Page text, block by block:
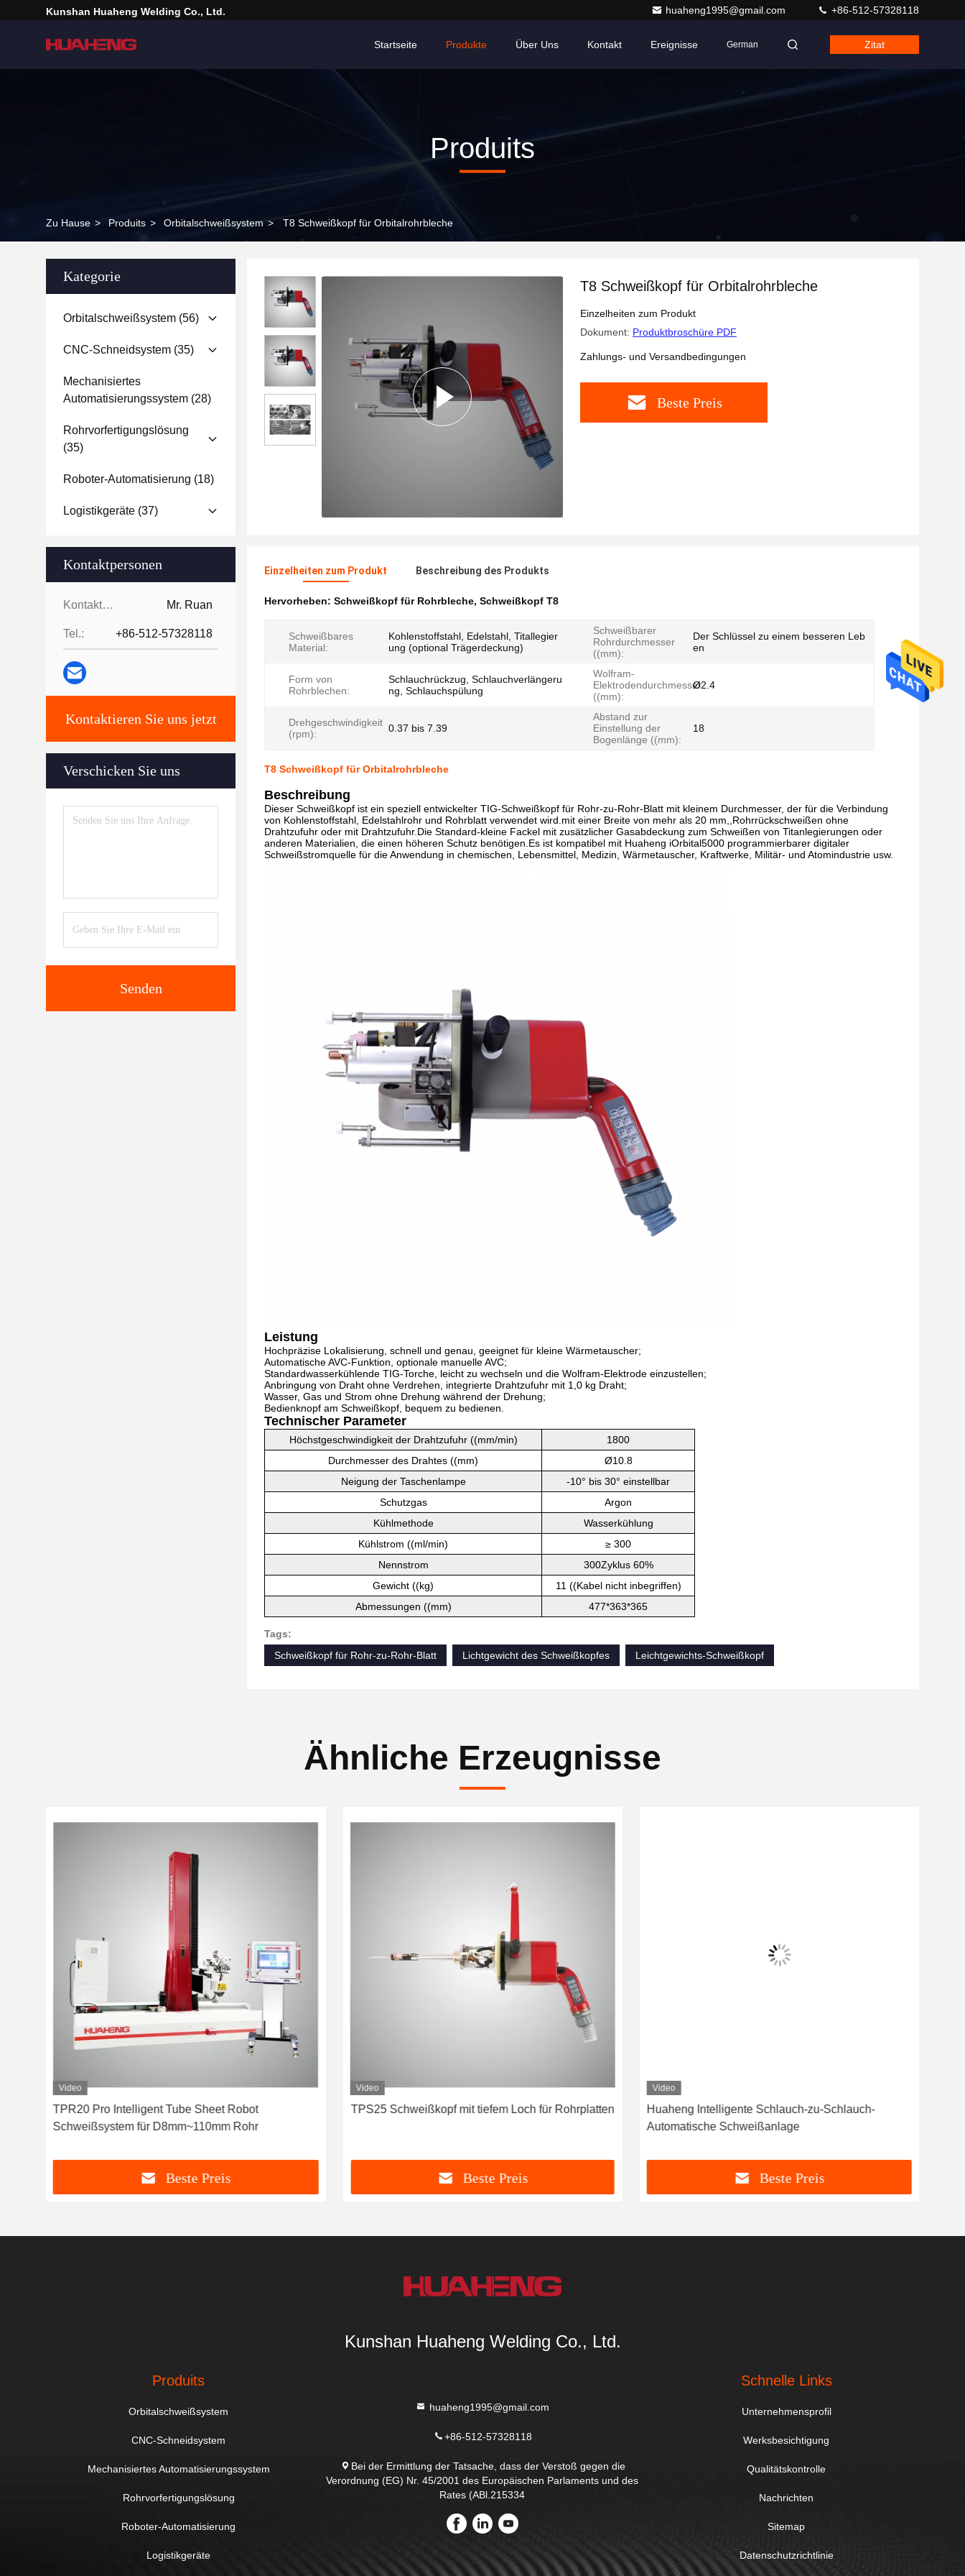
Kunshan Huaheng Welding Co., Ltd. huaheng1995@gmail.com +86-512-57328118
Startseite Produkte Über Uns Kontakt Ereignisse German Zitat
Produits
Zu Hause > Produits > Orbitalschweißsystem > T8 Schweißkopf für Orbitalrohrbleche
Kategorie
Orbitalschweißsystem (56)
CNC-Schneidsystem (35)
Mechanisiertes
Automatisierungssystem (28)
Rohrvorfertigungslösung
(35)
Roboter-Automatisierung (18)
Logistikgeräte (37)
Kontaktpersonen
Kontaktpersonen: Mr. Ruan
Tel.: +86-512-57328118
Kontaktieren Sie uns jetzt
Verschicken Sie uns
Senden
T8 Schweißkopf für Orbitalrohrbleche
Einzelheiten zum Produkt
Dokument: Produktbroschüre PDF
Zahlungs- und Versandbedingungen
Beste Preis
Einzelheiten zum Produkt Beschreibung des Produkts
Hervorheben: Schweißkopf für Rohrbleche, Schweißkopf T8
Schweißbares
Material:
Kohlenstoffstahl, Edelstahl, Titallegier
ung (optional Trägerdeckung)
Schweißbarer
Rohrdurchmesser
((mm):
Der Schlüssel zu einem besseren Leb
en
Form von
Rohrblechen:
Schlauchrückzug, Schlauchverlängeru
ng, Schlauchspülung
Wolfram-
Elektrodendurchmesser
((mm):
Ø2.4
Drehgeschwindigkeit
(rpm):
0.37 bis 7.39
Abstand zur
Einstellung der
Bogenlänge ((mm):
18
T8 Schweißkopf für Orbitalrohrbleche
Beschreibung
Dieser Schweißkopf ist ein speziell entwickelter TIG-Schweißkopf für Rohr-zu-Rohr-Blatt mit kleinem Durchmesser, der für die Verbindung
von Kohlenstoffstahl, Edelstahlrohr und Rohrblatt verwendet wird.mit einer Breite von mehr als 20 mm,,Rohrrückschweißen ohne
Drahtzufuhr oder mit Drahtzufuhr.Die Standard-kleine Fackel mit zusätzlicher Gasabdeckung zum Schweißen von Titanlegierungen oder
anderen Materialien, die einen höheren Schutz benötigen.Es ist kompatibel mit Huaheng iOrbital5000 programmierbarer digitaler
Schweißstromquelle für die Anwendung in chemischen, Lebensmittel, Medizin, Wärmetauscher, Kraftwerke, Militär- und Atomindustrie usw.
Leistung
Hochpräzise Lokalisierung, schnell und genau, geeignet für kleine Wärmetauscher;
Automatische AVC-Funktion, optionale manuelle AVC;
Standardwasserkühlende TIG-Torche, leicht zu wechseln und die Wolfram-Elektrode einzustellen;
Anbringung von Draht ohne Verdrehen, integrierte Drahtzufuhr mit 1,0 kg Draht;
Wasser, Gas und Strom ohne Drehung während der Drehung;
Bedienknopf am Schweißkopf, bequem zu bedienen.
Technischer Parameter
Höchstgeschwindigkeit der Drahtzufuhr ((mm/min)
1800
Durchmesser des Drahtes ((mm)
Ø10.8
Neigung der Taschenlampe
-10° bis 30° einstellbar
Schutzgas
Argon
Kühlmethode
Wasserkühlung
Kühlstrom ((ml/min)
≥ 300
Nennstrom
300Zyklus 60%
Gewicht ((kg)
11 ((Kabel nicht inbegriffen)
Abmessungen ((mm)
477*363*365
Tags:
Schweißkopf für Rohr-zu-Rohr-Blatt
Lichtgewicht des Schweißkopfes Leichtgewichts-Schweißkopf
Ähnliche Erzeugnisse
Video
TPR20 Pro Intelligent Tube Sheet Robot
Schweißsystem für D8mm~110mm Rohr
Beste Preis
Video
TPS25 Schweißkopf mit tiefem Loch für Rohrplatten
Beste Preis
Video
Huaheng Intelligente Schlauch-zu-Schlauch-
Automatische Schweißanlage
Beste Preis
Kunshan Huaheng Welding Co., Ltd.
Produits
Orbitalschweißsystem
CNC-Schneidsystem
Mechanisiertes Automatisierungssystem
Rohrvorfertigungslösung
Roboter-Automatisierung
Logistikgeräte
huaheng1995@gmail.com
+86-512-57328118
Bei der Ermittlung der Tatsache, dass der Verstoß gegen die
Verordnung (EG) Nr. 45/2001 des Europäischen Parlaments und des
Rates (ABl.215334
Schnelle Links
Unternehmensprofil
Werksbesichtigung
Qualitätskontrolle
Nachrichten
Sitemap
Datenschutzrichtlinie